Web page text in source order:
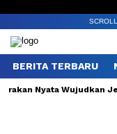
BERITA TERBARU
Nyata Wujudkan